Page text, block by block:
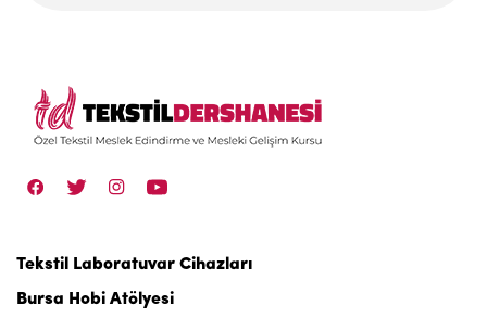
Tekstil Laboratuvar Cihazları
Bursa Hobi Atölyesi